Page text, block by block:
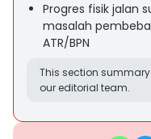
Progres fisik jalan
masalah
ATR/BPN
This section
our editorial team.